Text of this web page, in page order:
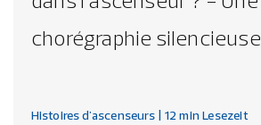
chorégraphie silencieuse
Histoires d'ascenseurs | 12 min Lesezeit